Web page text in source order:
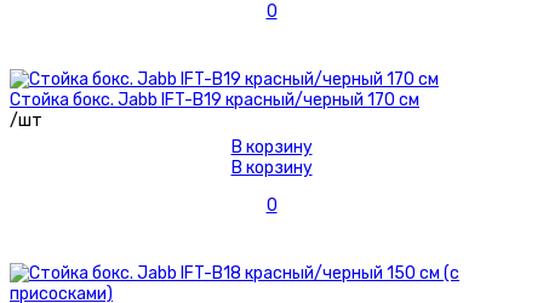
0
Стойка бокс. Jabb IFT-B19 красный/черный 170 см
/шт
В корзину
В корзину
0